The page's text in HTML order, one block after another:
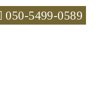
050-5499-0589